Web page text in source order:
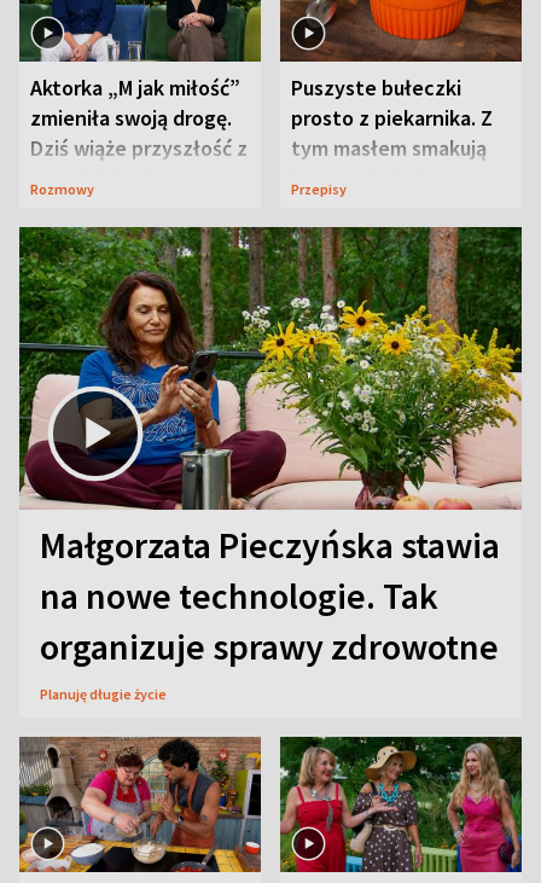
Aktorka „M jak miłość”
zmieniła swoją drogę.
Dziś wiąże przyszłość z
neurobiologią
Rozmowy
Puszyste bułeczki
prosto z piekarnika. Z
tym masłem smakują
jeszcze lepiej
Przepisy
Małgorzata Pieczyńska stawia
na nowe technologie. Tak
organizuje sprawy zdrowotne
Planuję długie życie